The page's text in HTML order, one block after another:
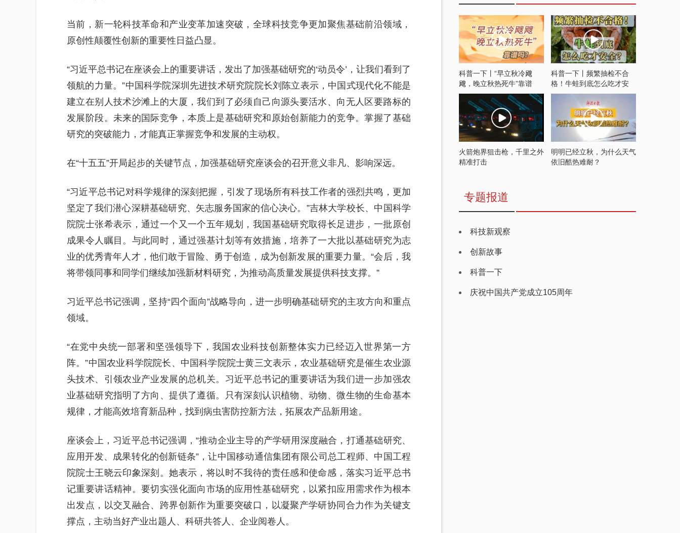
当前，新一轮科技革命和产业变革加速突破，全球科技竞争更加聚焦基础前沿领域，
原创性颠覆性创新的重要性日益凸显。
“习近平总书记在座谈会上的重要讲话，发出了加强基础研究的‘动员令’，让我们看到了
领航的力量。”中国科学院深圳先进技术研究院院长刘陈立表示，中国式现代化不能是
建立在别人技术沙滩上的大厦，我们到了必须自己向源头要活水、向无人区要路标的
发展阶段。未来的国际竞争，本质上是基础研究和原始创新能力的竞争。掌握了基础
研究的突破能力，才能真正掌握竞争和发展的主动权。
在“十五五”开局起步的关键节点，加强基础研究座谈会的召开意义非凡、影响深远。
“习近平总书记对科学规律的深刻把握，引发了现场所有科技工作者的强烈共鸣，更加
坚定了我们潜心深耕基础研究、矢志服务国家的信心决心。”吉林大学校长、中国科学
院院士张希表示，通过一个又一个五年规划，我国基础研究取得长足进步，一批原创
成果令人瞩目。与此同时，通过强基计划等有效措施，培养了一大批以基础研究为志
业的优秀青年人才，他们敢于冒险、勇于创造，成为创新发展的重要力量。“会后，我
将带领同事和同学们继续加强新材料研究，为推动高质量发展提供科技支撑。”
习近平总书记强调，坚持“四个面向”战略导向，进一步明确基础研究的主攻方向和重点
领域。
“在党中央统一部署和坚强领导下，我国农业科技创新整体实力已经迈入世界第一方
阵。”中国农业科学院院长、中国科学院院士黄三文表示，农业基础研究是催生农业源
头技术、引领农业产业发展的总机关。习近平总书记的重要讲话为我们进一步加强农
业基础研究指明了方向、提供了遵循。只有深刻认识植物、动物、微生物的生命基本
规律，才能高效培育新品种，找到病虫害防控新方法，拓展农产品新用途。
座谈会上，习近平总书记强调，“推动企业主导的产学研用深度融合，打通基础研究、
应用开发、成果转化的创新链条”，让中国移动通信集团有限公司总工程师、中国工程
院院士王晓云印象深刻。她表示，将以时不我待的责任感和使命感，落实习近平总书
记重要讲话精神。要切实强化面向市场的应用性基础研究，以紧扣应用需求作为根本
出发点，以交叉融合、跨界创新作为重要突破口，以凝聚产学研协同合力作为关键支
撑点，主动当好产业出题人、科研共答人、企业阅卷人。
科普一下丨“早立秋冷飕
飕，晚立秋热死牛”靠谱
吗？
科普一下丨频繁抽检不合
格！牛蛙到底怎么吃才安
全？
火箭炮界狙击枪，千里之外
精准打击
明明已经立秋，为什么天气
依旧酷热难耐？
专题报道
科技新观察
创新故事
科普一下
庆祝中国共产党成立105周年